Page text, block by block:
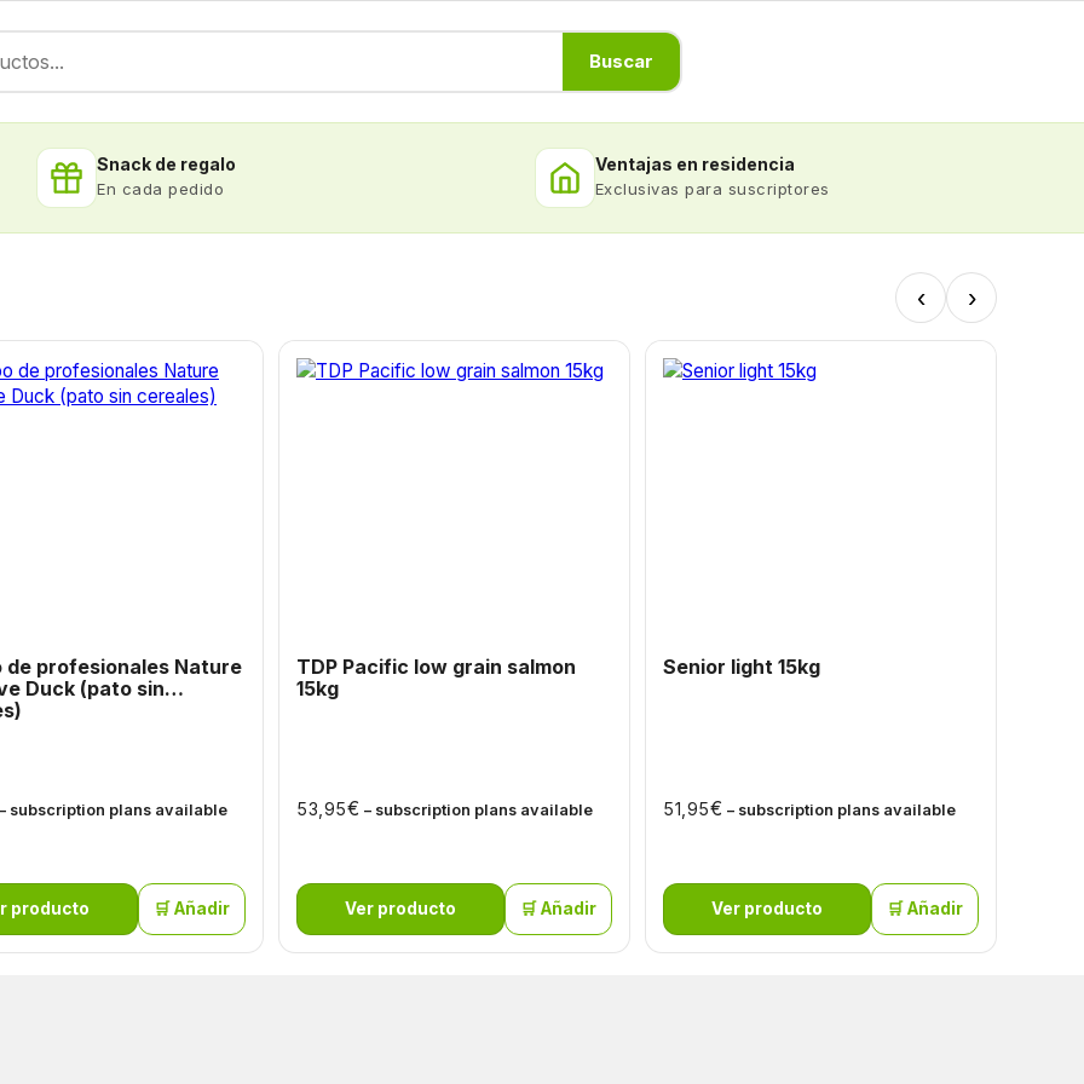
Buscar
Snack de regalo
En cada pedido
Ventajas en residencia
Exclusivas para suscriptores
‹ ›
de profesionales Nature
Duck (pato sin
– subscription plans available
producto 🛒 Añadir
TDP Pacific low grain salmon
15kg
53,95€ – subscription plans available
Ver producto 🛒 Añadir
Senior light 15kg
51,95€ – subscription plans available
Ver producto 🛒 Añadir